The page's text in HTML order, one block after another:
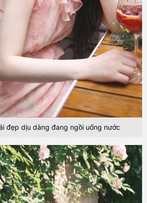
đẹp dịu dàng đang ngồi uống nước